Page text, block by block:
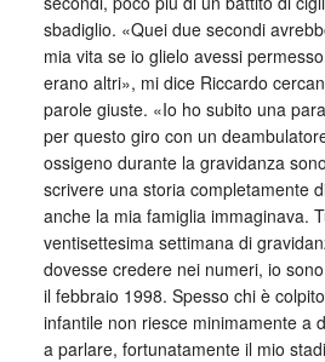
sbadiglio. «Quei due secondi
mia vita se io glielo avessi
erano altri», mi dice Riccardo
parole giuste. «Io ho subito una
per questo giro con un
ossigeno durante la gravidanza
scrivere una storia completamente
anche la mia famiglia immaginava.
ventisettesima settimana di
dovesse credere nei numeri, io
il febbraio 1998. Spesso chi è
infantile non riesce minimamente a
a parlare, fortunatamente il mio